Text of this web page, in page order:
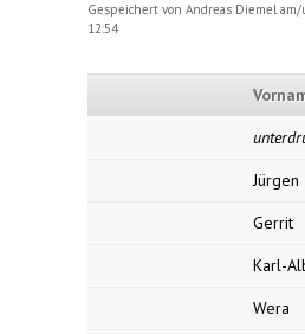
Gespeichert von Andreas Diemel am/
12:54
Jürgen
Gerrit
Karl-
Wera